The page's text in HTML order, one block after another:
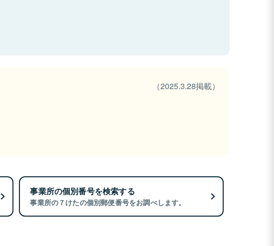
（2025.3.28掲載）
事業所の個別番号を検索する
事業所の７けたの個別郵便番号をお調べします。